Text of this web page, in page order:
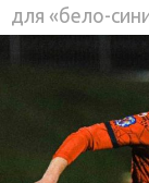
для «бело-